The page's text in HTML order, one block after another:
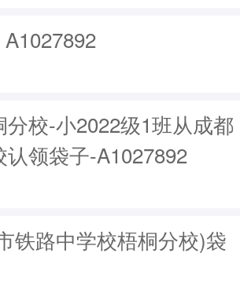
校-小2022级1班从成都
领袋子-A1027892
铁路中学校梧桐分校)袋